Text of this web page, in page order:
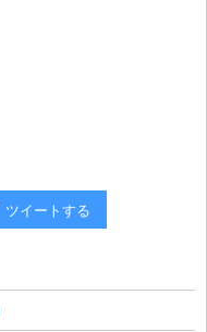
ツイートする